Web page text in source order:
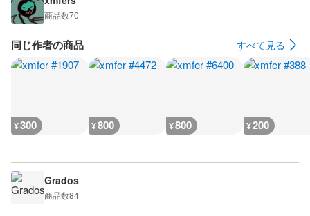
商品数70
同じ作者の商品 すべて見る
¥300 ¥800 ¥800 ¥200
Grados
商品数84